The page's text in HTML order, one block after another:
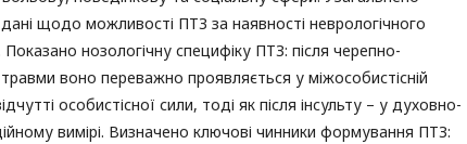
дані щодо можливості ПТЗ за наявності неврологічного
нозологічну специфіку ПТЗ: після черепно-
воно переважно проявляється у міжособистісній
особистісної сили, тоді як після інсульту – у духовно-
вимірі. Визначено ключові чинники формування ПТЗ: